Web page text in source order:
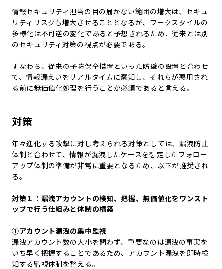
情報セキュリティ担当の目の届かない範囲の増大は、セキュ
リティリスクも増大させることとなるが、ワークスタイルの
多様化は不可逆の変化であると予想されるため、従来とは別
のセキュリティ対策の視点が必要である。
すなわち、従来の予防保全措置といった防壁の設置と合わせ
て、情報漏えいをリアルタイムに察知し、それらが悪用され
る前に無価値化処理を行うことが必須であると言える。
対策
年々進化する攻撃に対し考えられる対策としては、漏洩防止
体制と合わせて、情報が漏洩したケースを想定したフォロー
アップ体制の準備が非常に重要となるため、以下が推奨され
る。
対策１：漏洩アカウントの検知、把握、無価値化をワンスト
ップで行う仕組みと体制の構築
①アカウント漏洩の集中監視
漏洩アカウント数の大小を問わず、重要なのは漏洩の事実を
いち早く把握することであるため、アカウント漏洩を即時検
知する監視体制を整える。